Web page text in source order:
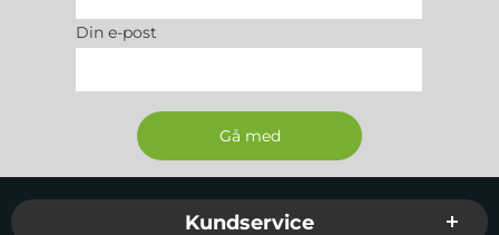
Din e-post
Sidfot Blandad info och länkar
Kundservice